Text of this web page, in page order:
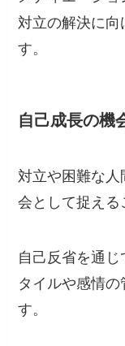
対立の解決に
す。
自己成長の機
対立や困難な
会として捉える
自己反省を通
タイルや感情
す。